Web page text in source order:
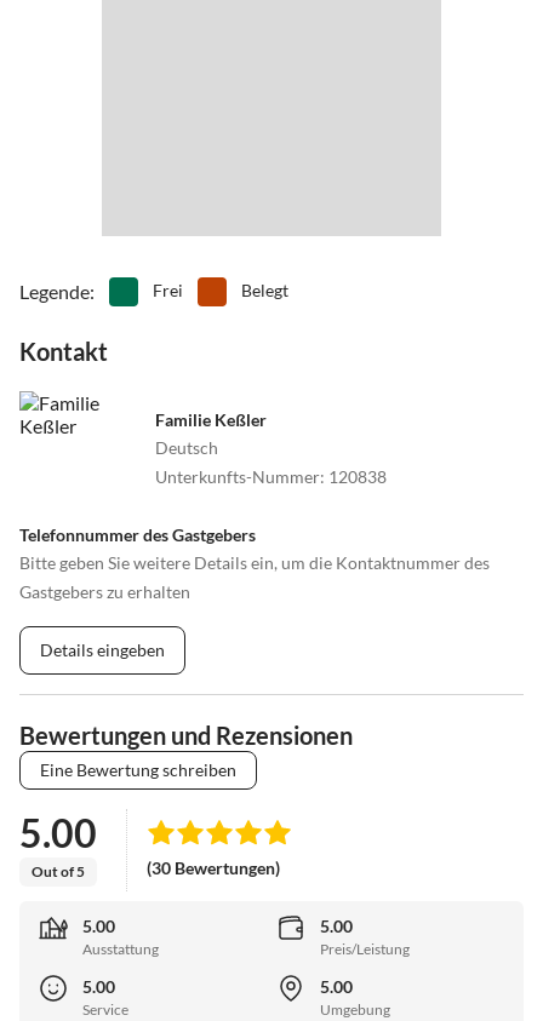
Legende: Frei Belegt
Kontakt
Familie Keßler
Deutsch
Unterkunfts-Nummer: 120838
Telefonnummer des Gastgebers
Bitte geben Sie weitere Details ein, um die Kontaktnummer des
Gastgebers zu erhalten
Details eingeben
Bewertungen und Rezensionen
Eine Bewertung schreiben
5.00
Out of 5 (30 Bewertungen)
5.00
Ausstattung
5.00
Preis/Leistung
5.00
Service
5.00
Umgebung